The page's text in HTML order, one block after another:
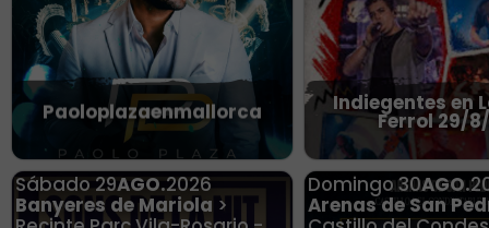
Paoloplazaenmallorca Indiegentes en
Ferrol 29/
Sábado 29AGO.2026
Banyeres de Mariola >
Domingo30AGO.
Arenas de San